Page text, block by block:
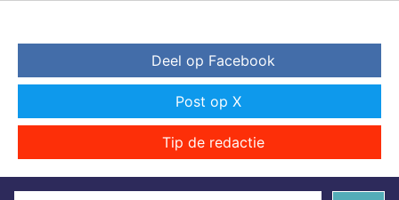
Deel op Facebook
Post op X
Tip de redactie